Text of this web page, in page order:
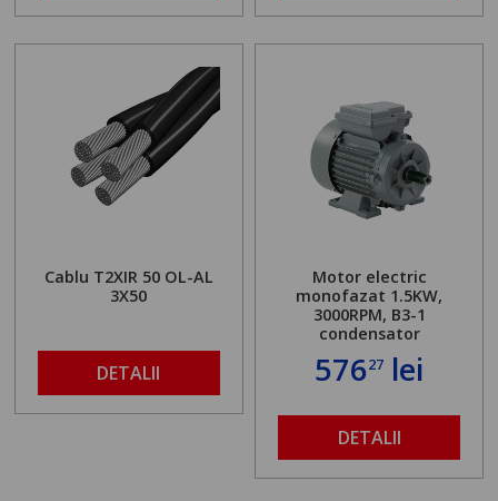
Cablu T2XIR 50 OL-AL
3X50
DETALII
Motor electric
monofazat 1.5KW,
3000RPM, B3-1
condensator
57627 lei
DETALII